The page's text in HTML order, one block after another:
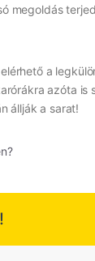
megoldás
a
azóta is
állják a sarat!